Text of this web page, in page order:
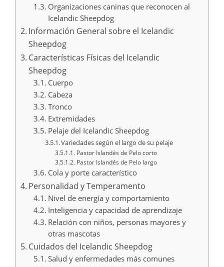
Organizaciones caninas que reconocen al
Icelandic Sheepdog
Información General sobre el Icelandic
Sheepdog
Características Físicas del Icelandic
Sheepdog
Cuerpo
Cabeza
Tronco
Extremidades
Pelaje del Icelandic Sheepdog
Variedades según el largo de su pelaje
Pastor Islandés de Pelo corto
Pastor Islandés de Pelo largo
Cola y porte característico
Personalidad y Temperamento
Nivel de energía y comportamiento
Inteligencia y capacidad de aprendizaje
Relación con niños, personas mayores y
otras mascotas
Cuidados del Icelandic Sheepdog
Salud y enfermedades más comunes